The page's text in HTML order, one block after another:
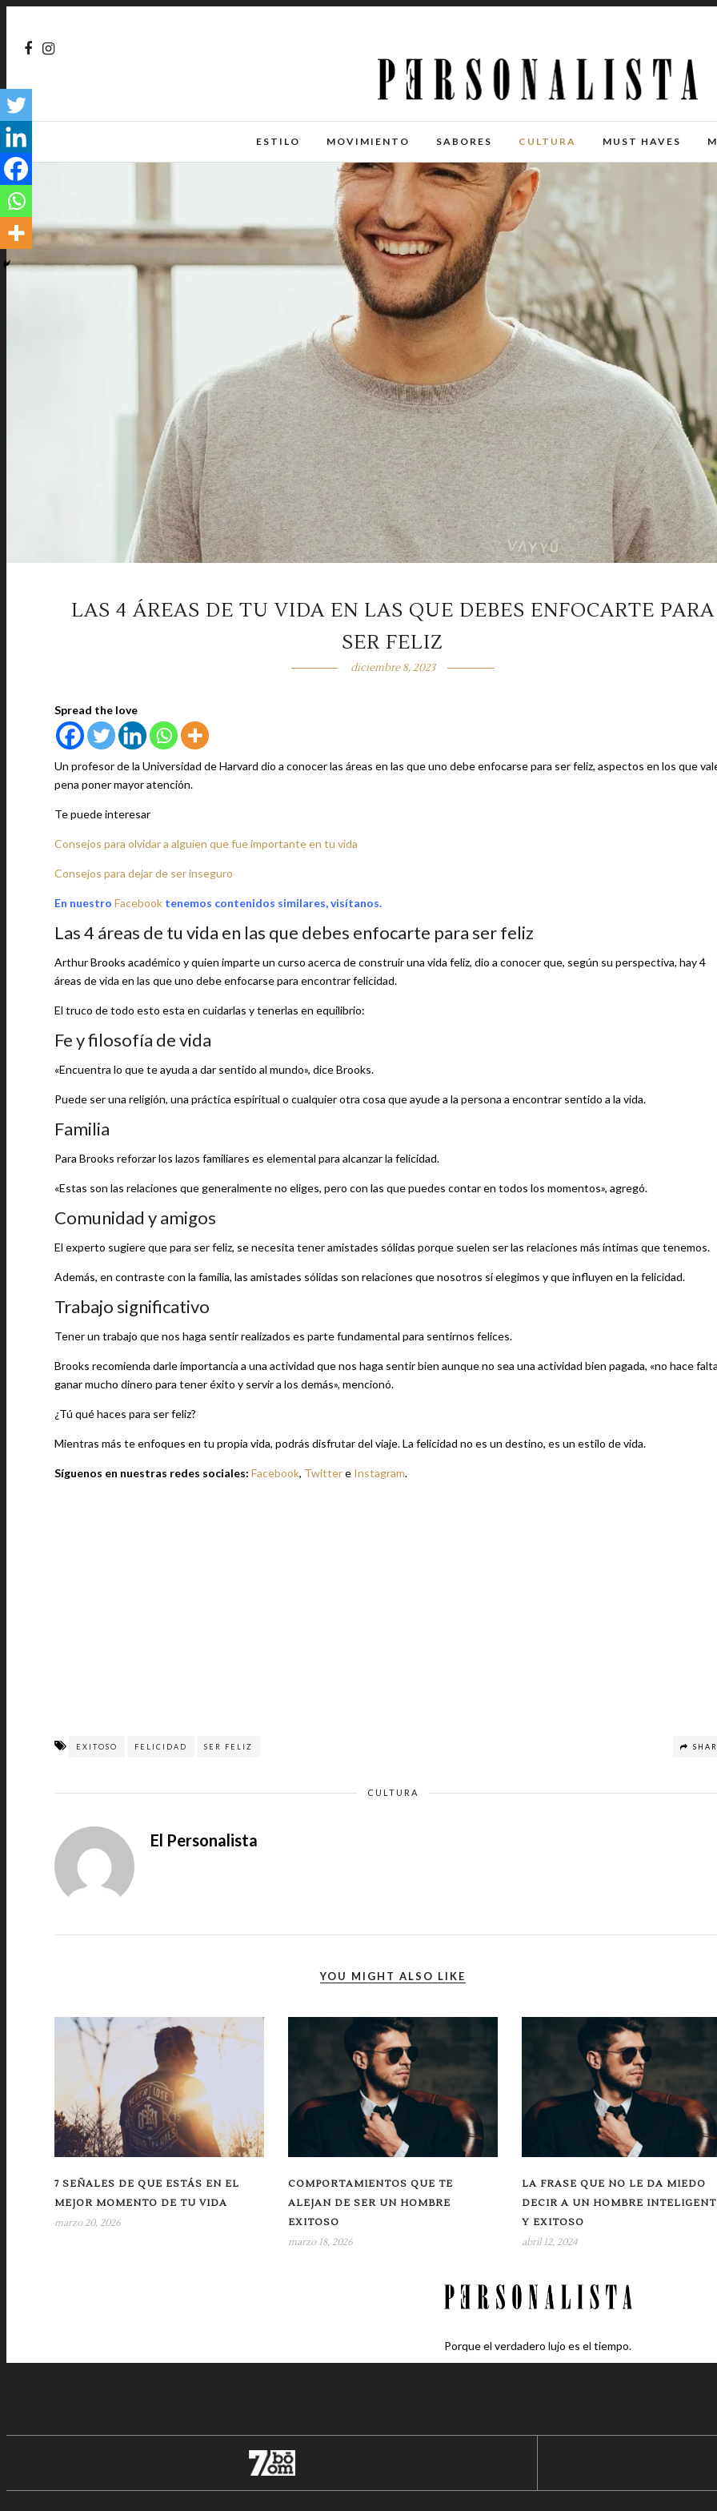
ESTILO MOVIMIENTO SABORES CULTURA MUST HAVES
LAS 4 ÁREAS DE TU VIDA EN LAS QUE DEBES ENFOCARTE PARA
SER FELIZ
diciembre 8, 2023
Spread the love
Un profesor de la Universidad de Harvard dio a conocer las áreas en las que uno debe enfocarse para ser feliz, aspectos en los que
pena poner mayor atención.
Te puede interesar
Consejos para olvidar a alguien que fue importante en tu vida
Consejos para dejar de ser inseguro
En nuestro Facebook tenemos contenidos similares, visítanos.
Las 4 áreas de tu vida en las que debes enfocarte para ser feliz
Arthur Brooks académico y quien imparte un curso acerca de construir una vida feliz, dio a conocer que, según su perspectiva, hay 4
áreas de vida en las que uno debe enfocarse para encontrar felicidad.
El truco de todo esto esta en cuidarlas y tenerlas en equilibrio:
Fe y filosofía de vida
«Encuentra lo que te ayuda a dar sentido al mundo», dice Brooks.
Puede ser una religión, una práctica espiritual o cualquier otra cosa que ayude a la persona a encontrar sentido a la vida.
Familia
Para Brooks reforzar los lazos familiares es elemental para alcanzar la felicidad.
«Estas son las relaciones que generalmente no eliges, pero con las que puedes contar en todos los momentos», agregó.
Comunidad y amigos
El experto sugiere que para ser feliz, se necesita tener amistades sólidas porque suelen ser las relaciones más íntimas que tenemos.
Además, en contraste con la familia, las amistades sólidas son relaciones que nosotros sí elegimos y que influyen en la felicidad.
Trabajo significativo
Tener un trabajo que nos haga sentir realizados es parte fundamental para sentirnos felices.
Brooks recomienda darle importancia a una actividad que nos haga sentir bien aunque no sea una actividad bien pagada, «no hace
ganar mucho dinero para tener éxito y servir a los demás», mencionó.
¿Tú qué haces para ser feliz?
Mientras más te enfoques en tu propia vida, podrás disfrutar del viaje. La felicidad no es un destino, es un estilo de vida.
Síguenos en nuestras redes sociales: Facebook, Twittere Instagram.
EXITOSO FELICIDAD SER FELIZ
CULTURA
El Personalista
YOU MIGHT ALSO LIKE
7 SEÑALES DE QUE ESTÁS EN EL
MEJOR MOMENTO DE TU VIDA
marzo 20, 2026
COMPORTAMIENTOS QUE TE
ALEJAN DE SER UN HOMBRE
EXITOSO
marzo 18, 2026
LA FRASE QUE NO LE DA MIEDO
DECIR A UN HOMBRE
Y EXITOSO
abril 12, 2024
Porque el verdadero lujo es el tiempo.